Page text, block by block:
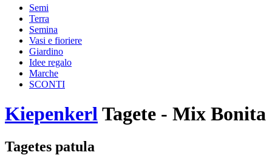
Semi
Terra
Semina
Vasi e fioriere
Giardino
Idee regalo
Marche
SCONTI
KiepenkerlTagete - Mix Bonita
Tagetes patula